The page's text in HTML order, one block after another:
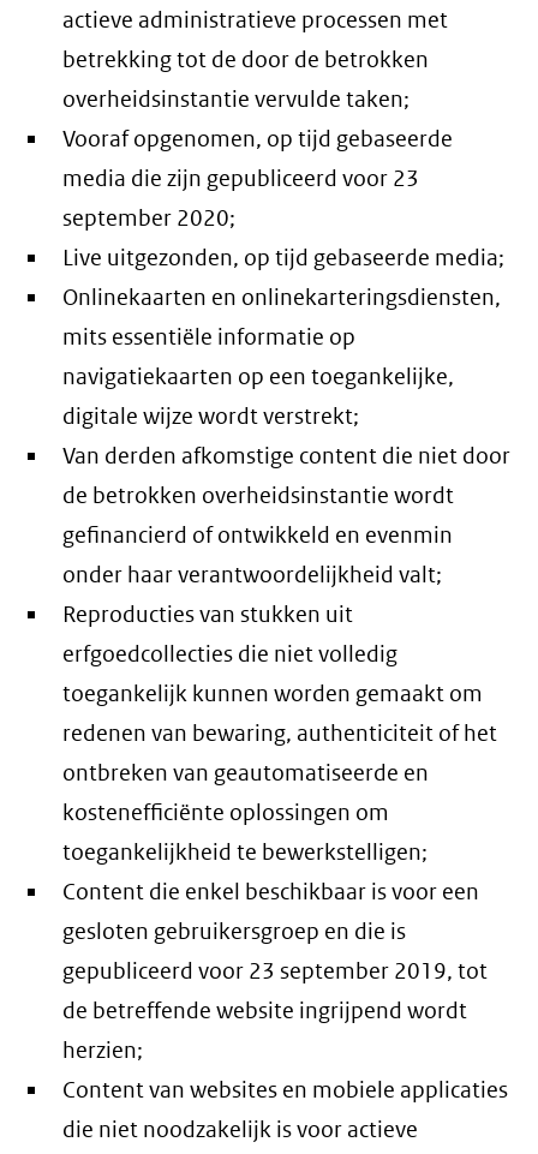
actieve administratieve processen met
betrekking tot de door de betrokken
overheidsinstantie vervulde taken;
Vooraf opgenomen, op tijd gebaseerde
media die zijn gepubliceerd voor 23
september 2020;
Live uitgezonden, op tijd gebaseerde media;
Onlinekaarten en onlinekarteringsdiensten,
mits essentiële informatie op
navigatiekaarten op een toegankelijke,
digitale wijze wordt verstrekt;
Van derden afkomstige content die niet door
de betrokken overheidsinstantie wordt
gefinancierd of ontwikkeld en evenmin
onder haar verantwoordelijkheid valt;
Reproducties van stukken uit
erfgoedcollecties die niet volledig
toegankelijk kunnen worden gemaakt om
redenen van bewaring, authenticiteit of het
ontbreken van geautomatiseerde en
kostenefficiënte oplossingen om
toegankelijkheid te bewerkstelligen;
Content die enkel beschikbaar is voor een
gesloten gebruikersgroep en die is
gepubliceerd voor 23 september 2019, tot
de betreffende website ingrijpend wordt
herzien;
Content van websites en mobiele applicaties
die niet noodzakelijk is voor actieve